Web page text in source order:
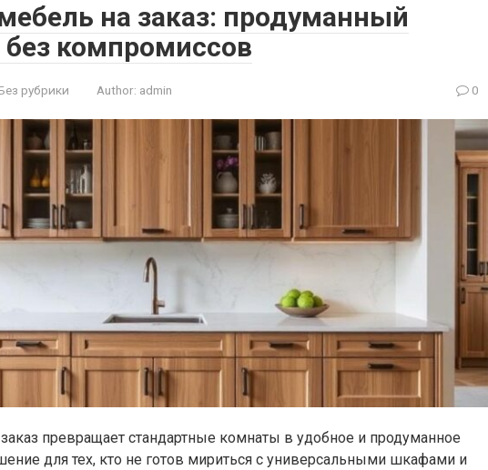
на заказ: продуманный
компромиссов
рубрики Author: admin 0
превращает стандартные комнаты в удобное и продуманное
для тех, кто не готов мириться с универсальными шкафами и